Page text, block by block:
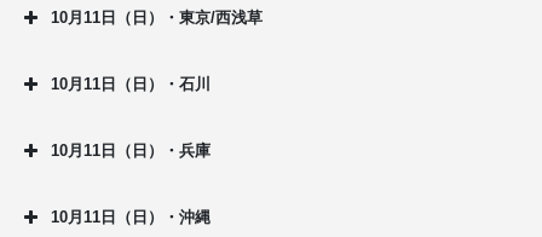
10月11日（日）・東京/西浅草
10月11日（日）・石川
10月11日（日）・兵庫
10月11日（日）・沖縄